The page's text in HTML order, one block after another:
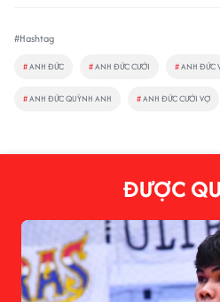
#Hashtag
#ANH ĐỨC #ANH ĐỨC CƯỚI #ANH ĐỨC
#ANH ĐỨC QUỲNH ANH #ANH ĐỨC CƯỚI VỢ
ĐƯỢC